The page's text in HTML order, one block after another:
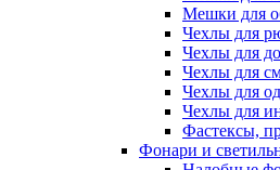
Мешки для
Чехлы для
Чехлы для
Чехлы для
Чехлы для
Чехлы для
Фастексы,
Фонари и